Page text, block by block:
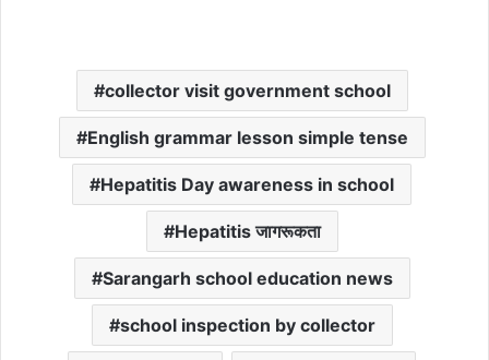
collector visit government school
English grammar lesson simple tense
Hepatitis Day awareness in school
Hepatitis जागरूकता
Sarangarh school education news
school inspection by collector